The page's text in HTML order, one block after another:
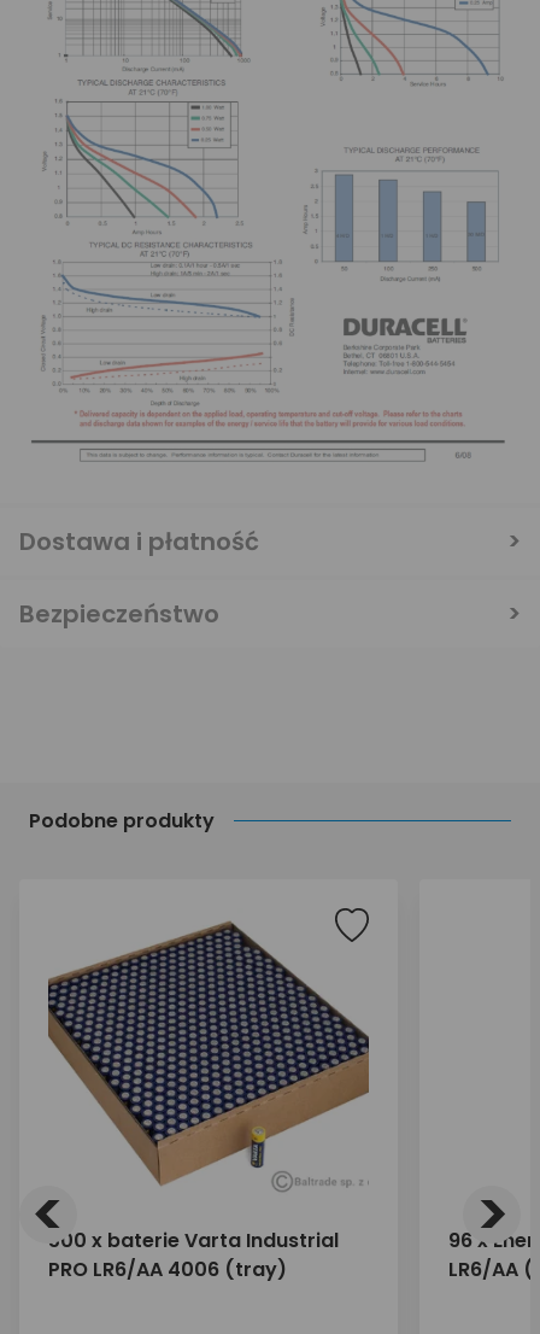
Podobne produkty
500 x baterie Varta Industrial
PRO LR6/AA 4006 (tray)
96 x
LR6/AA
< >
Dostawa i płatność
Bezpieczeństwo